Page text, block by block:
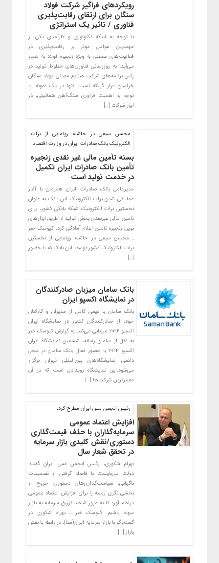
رویکردهای فراگیر شرکت فولاد
سنگان برای ارتقای رقابت‌پذیری
فناوری / تاثیر یک استراتژی
با توجه به اینکه تکنولوژی و کارآمدی یکی از
مهمترین عوامل موثر بر رقابت‌پذیری در
فعالیت‌های صنعتی به ویژه زنجیره فولاد به شمار
می‌آید، به روزرسانی فناوری‌های خطوط تولید در
راس برنامه‌های شرکت صنایع معدنی فولاد سنگان
خراسان قرار گرفته است. تنها در یک نمونه، با
توجه به اهمیت فراوری سنگ‌آهن هماتیتی، در
این شرکت […]
محسن سیفی در حاشیه رونمایی از برات
الکترونیک بانک صادرات ایران در وزارت اقتصاد:
بسته تأمین مالی غیر نقدی زنجیره
تأمین بانک صادرات ایران تکمیل
در خدمت تولید است
​مدیرعامل بانک صادرات ایران همزمان با آغاز
عملیاتی شدن برات الکترونیک این بانک به عنوان
نخستین برات الکترونیک شبکه بانکی کشور، برای
تامین مالی غیرنقدی بخش تولید از طریق ابزارهای
نوین زنجیره تأمین اعلام آمادگی کرد. کیوسک خبر
ـ محسن سیفی در حاشیه رونمایی از نخستین
برات الکترونیک کشور توسط این بانک که با حضور
[…]
بانک سامان میزبان صادرکنندگان
در نمایشگاه اکسپو ایران
بانک سامان با تیمی کامل از مدیران و کارکنان
خود، از صادرکنندگان کشور در نمایشگاه ایران
اکسپو ۲۰۲۴ میزبانی می‌کند. به گزارش کیوسک خبر
به نقل از سامان رسانه، ششمین نمایشگاه ایران
اکسپو ۲۰۲۴ با حضور فعال بانک سامان در محل
دائمی نمایشگاه‌های بین‌المللی تهران برگزار
می‌شود.این نمایشگاه رویدادی است که در آن
معتبرترین شرکت‌ها […]
رئیس انجمن مس ایران مطرح کرد:
افزایش اعتماد عمومی
سرمایه‌گذاران با حذف قیمت‌گذاری
دستوری/نقش کلیدی بازار سرمایه
در تحقق شعار سال
بهرام شکوری، رئیس انجمن مس ایران گفت:
دولت می‌بایست با فاصله گرفتن از تصمیمات
ناگهانی، سیاست‌گذاری‌های دستوری، خروج از
بخشی نگری زمینه را برای افزایش اعتماد عمومی
فراهم آورد تا به مرور شاهد تزریق سرمایه به بازار
سهام باشیم. کیوسک خبر ـ بهرام شکوری در
گفت‌وگو با بازار سرمایه ایران(سنا)، در رابطه با نقش
بازار […]